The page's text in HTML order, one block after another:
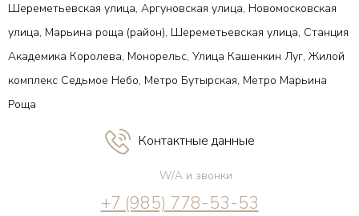
Шереметьевская улица, Аргуновская улица, Новомосковская
улица, Марьина роща (район), Шереметьевская улица, Станция
Академика Королева, Монорельс, Улица Кашенкин Луг, Жилой
комплекс Седьмое Небо, Метро Бутырская, Метро Марьина
Роща
Контактные данные
W/A и звонки
+7 (985) 778-53-53